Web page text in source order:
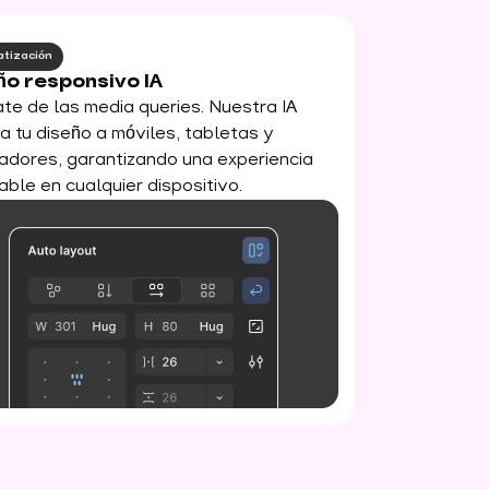
responsivo IA
de las media queries. Nuestra IA
tu diseño a móviles, tabletas y
garantizando una experiencia
en cualquier dispositivo.